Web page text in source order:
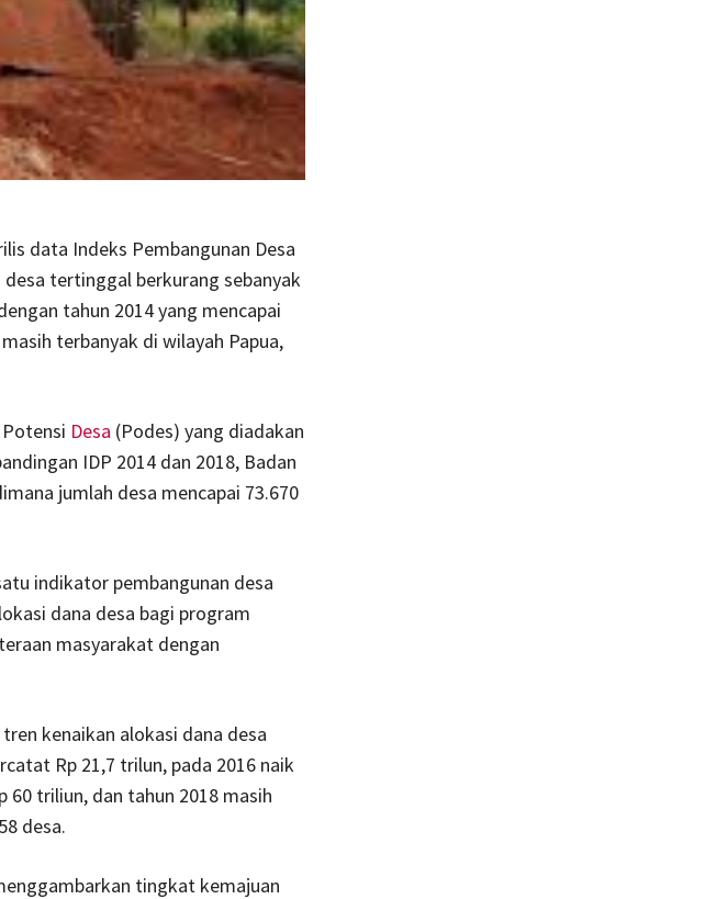
data Indeks Pembangunan Desa
tertinggal berkurang sebanyak
tahun 2014 yang mencapai
terbanyak di wilayah Papua,
Desa (Podes) yang diadakan
IDP 2014 dan 2018, Badan
jumlah desa mencapai 73.670
indikator pembangunan desa
dana desa bagi program
masyarakat dengan
kenaikan alokasi dana desa
Rp 21,7 trilun, pada 2016 naik
60 triliun, dan tahun 2018 masih
desa.
tingkat kemajuan